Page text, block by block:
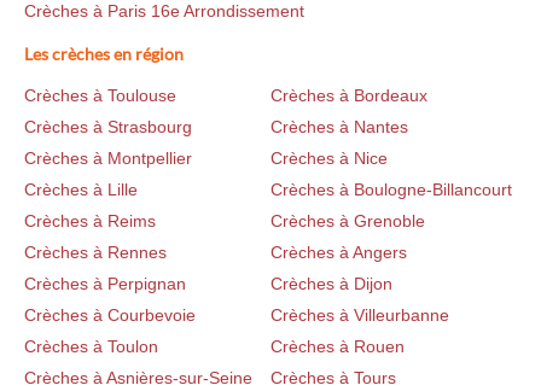
Crèches à Paris 16e Arrondissement
Les crèches en région
Crèches à Toulouse
Crèches à Bordeaux
Crèches à Strasbourg
Crèches à Nantes
Crèches à Montpellier
Crèches à Nice
Crèches à Lille
Crèches à Boulogne-Billancourt
Crèches à Reims
Crèches à Grenoble
Crèches à Rennes
Crèches à Angers
Crèches à Perpignan
Crèches à Dijon
Crèches à Courbevoie
Crèches à Villeurbanne
Crèches à Toulon
Crèches à Rouen
Crèches à Asnières-sur-Seine
Crèches à Tours